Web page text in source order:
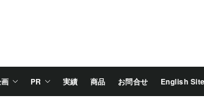
PR 実績 商品 お問合せ English